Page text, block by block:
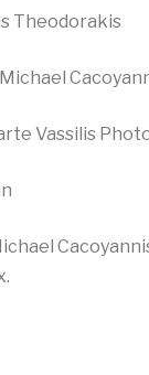
Theodorakis
Vassilis